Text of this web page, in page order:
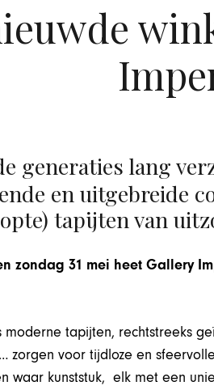
generaties lang
en uitgebreide
tapijten van
zondag 31 mei heet Gallery
moderne tapijten, rechtstreeks
zorgen voor tijdloze en
waar kunststuk, elk met een